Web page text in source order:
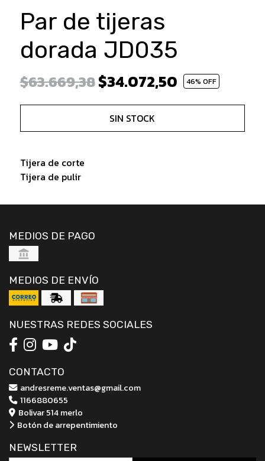
Par de tijeras
dorada JD035
$63.669,38$34.072,50 46% OFF
SIN STOCK
Tijera de corte
Tijera de pulir
MEDIOS DE PAGO
MEDIOS DE ENVÍO
NUESTRAS REDES SOCIALES
CONTACTO
andresreme.ventas@gmail.com
1166880655
Bolivar 514 merlo
Botón de arrepentimiento
NEWSLETTER